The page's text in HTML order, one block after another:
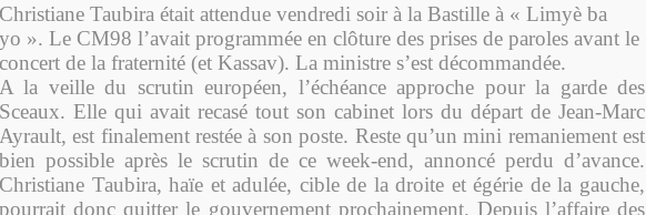
Christiane Taubira était attendue vendredi soir à la Bastille à « Limyè ba
yo ». Le CM98 l’avait programmée en clôture des prises de paroles avant le
concert de la fraternité (et Kassav). La ministre s’est décommandée.
A la veille du scrutin européen, l’échéance approche pour la garde des
Sceaux. Elle qui avait recasé tout son cabinet lors du départ de Jean-Marc
Ayrault, est finalement restée à son poste. Reste qu’un mini remaniement est
bien possible après le scrutin de ce week-end, annoncé perdu d’avance.
Christiane Taubira, haïe et adulée, cible de la droite et égérie de la gauche,
pourrait donc quitter le gouvernement prochainement. Depuis l’affaire des